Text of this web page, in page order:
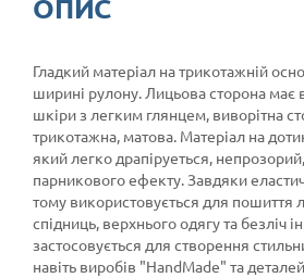
ОПИС
Гладкий матеріал на трикотажній
ширині рулону. Лицьова сторона має
шкіри з легким глянцем, виворітна
трикотажна, матова. Матеріал на
який легко драпіруеться,
парникового ефекту. Завдяки
тому використовується для пошиття
спідниць, верхнього одягу та безліч
застосовується для створення
навіть виробів "HandMade" та